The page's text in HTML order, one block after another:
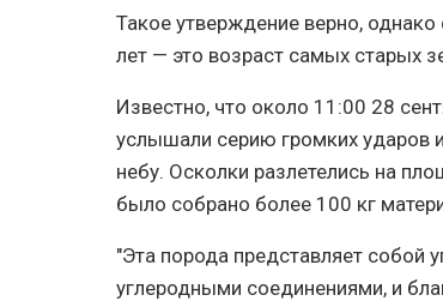
Такое утверждение верно,
лет — это возраст самых старых
Известно, что около 11:00 28
услышали серию громких ударов
небу. Осколки разлетелись на
было собрано более 100 кг
"Эта порода представляет собой
углеродными соединениями, и